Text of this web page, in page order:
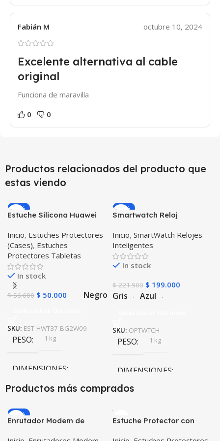
Fabián M octubre 10, 2024
Excelente alternativa al cable
original
Funciona de maravilla
0 0
Productos relacionados del producto que
estas viendo
-12%
Estuche Silicona Huawei
Inicio, Estuches Protectores
(Cases), Estuches
Protectores Tabletas
In stock
$56.600 $ 50.000 Negro
SKU: EST-HWT37-BG2W09
PESO 1 kg
DIMENSIONES
10 × 10 × 10 cm
COLOR Negro
-10%
Smartwatch Reloj
WATCH™ (KW37 PRO) Mide
Temperatura Presión
Arterial y Ritmo Cardíaco
Inicio, SmartWatch Relojes
Inteligentes
In stock
$221.900 $ 199.000
Gris Azul
SKU: OPTWTCH
PESO 1 kg
DIMENSIONES
COLOR
Productos más comprados
-20%
Enrutador Modem de
Estuche Protector con